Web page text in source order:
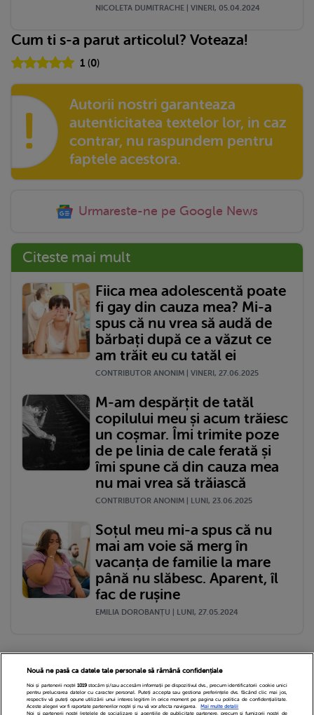
NICOLETA DUMITRACHE | VINERI, 05.04.2024
Cum ti s-a parut articolul? Voteaza!
1(0)
!
Autorii nostri garanteaza
autenticitatea textelor lor, in caz
contrar, nu raspundem pentru
faptele acestora.
Urmareste-ne pe Google News
Citeste mai mult
Fiica mea adolescentă poate
fi gay din cauza mea? Mi-a
spus că nu vrea să audă de
bărbați după ce a văzut ce
am trăit eu cu tatăl ei
CONTRIBUTOR ANONIM | VINERI, 27.06.2025
M-am despărțit de tatăl
copilului meu și acum trăiesc
un coșmar. Îmi trimite poze
de pe linia de cale ferată și
îmi spune că din cauza mea
nu mai vrea să trăiască
CONTRIBUTOR ANONIM | LUNI, 23.06.2025
Soțul meu mi-a spus că nu
mai am voie să merg în
vacanța de familie la mare
până nu slăbesc. Aparent, îl
fac de rușine
EMILIA DOROBANȚU | LUNI, 27.05.2024
Nouă ne pasă ca datele tale personale să rămână confidențiale
Noi și partenerii noștri 1019stocăm și/sau accesăm informații pe dispozitivul dvs., precum identificatorii cookie unici
pentru prelucrarea datelor cu caracter personal. Puteți accepta sau gestiona preferințele dvs. făcând clic mai jos,
respectiv vă puteți opune utilizării unui interes legitim în orice moment pe pagina cu politica de confidențialitate.
Aceste alegeri vor fi raportate partenerilor noștri și nu vă vor afecta navigarea.
Mai multe detalii
Noi si partenerii nostri (retelele de socializare si agentiile de publicitate partenere, precum si furnizorii nostri de